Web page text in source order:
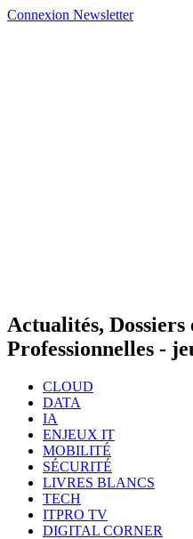
Connexion Newsletter
Actualités, Dossiers
Professionnelles -
CLOUD
DATA
IA
ENJEUX IT
MOBILITÉ
SÉCURITÉ
LIVRES BLANCS
TECH
ITPRO TV
DIGITAL CORNER